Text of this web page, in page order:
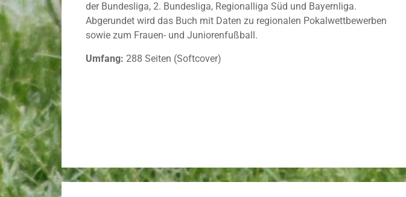
der Bundesliga, 2. Bundesliga, Regionalliga Süd und Bayernliga.
Abgerundet wird das Buch mit Daten zu regionalen Pokalwettbewerben
sowie zum Frauen- und Juniorenfußball.
Umfang: 288 Seiten (Softcover)